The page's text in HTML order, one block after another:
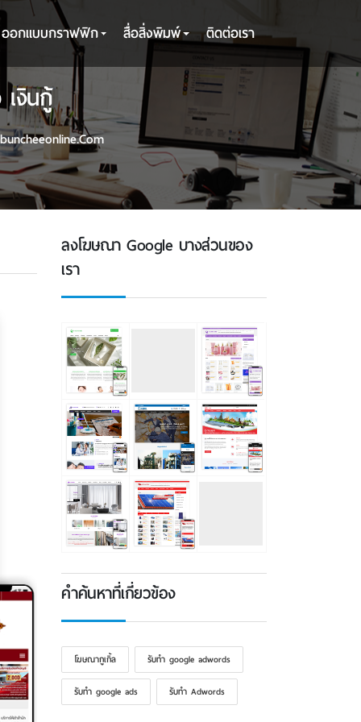
ออกแบบกราฟฟิก สื่อสิ่งพิมพ์ ติดต่อเรา
งินกู้
ลงโฆษณา Google บางส่วนของ
เรา
คำค้นหาที่เกี่ยวข้อง
โฆษณากูเกิ้ล รับทำ google adwords
รับทำ google ads รับทํา Adwords